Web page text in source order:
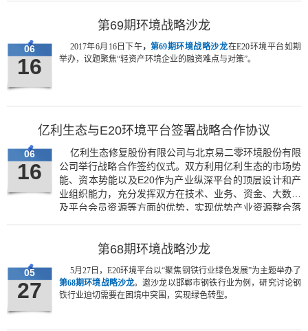
第69期环境战略沙龙
06
16
2017年6月16日下午， 第69期环境战略沙龙在E20环境平台如期
举办，议题聚焦“轻资产环境企业的融资难点与对策”。
亿利生态与E20环境平台签署战略合作协议
06
16
亿利生态修复股份有限公司与北京易二零环境股份有限
公司举行战略合作签约仪式。双方利用亿利生态的市场势
能、资本势能以及E20作为产业纵深平台的顶层设计和产
业组织能力，充分发挥双方在技术、业务、资金、大数据
及平台会员资源等方面的优势，实现优势产业资源整合落
第68期环境战略沙龙
05
27
5月27日，E20环境平台以“聚焦钢铁行业绿色发展”为主题举办了
第68期环境战略沙龙。邀沙龙以邯郸市钢铁行业为例，研究讨论钢
铁行业迫切需要在困境中突围，实现绿色转型。